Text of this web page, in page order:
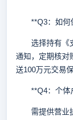
**Q3：如何
选择持有《支
通知，定期核对
送100万元交易保
**Q4：个体
需提供营业执